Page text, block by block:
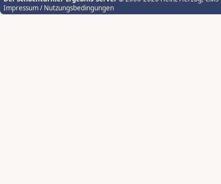
Impressum / Nutzungsbedingungen